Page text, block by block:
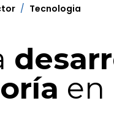
/ Tecnologia
en